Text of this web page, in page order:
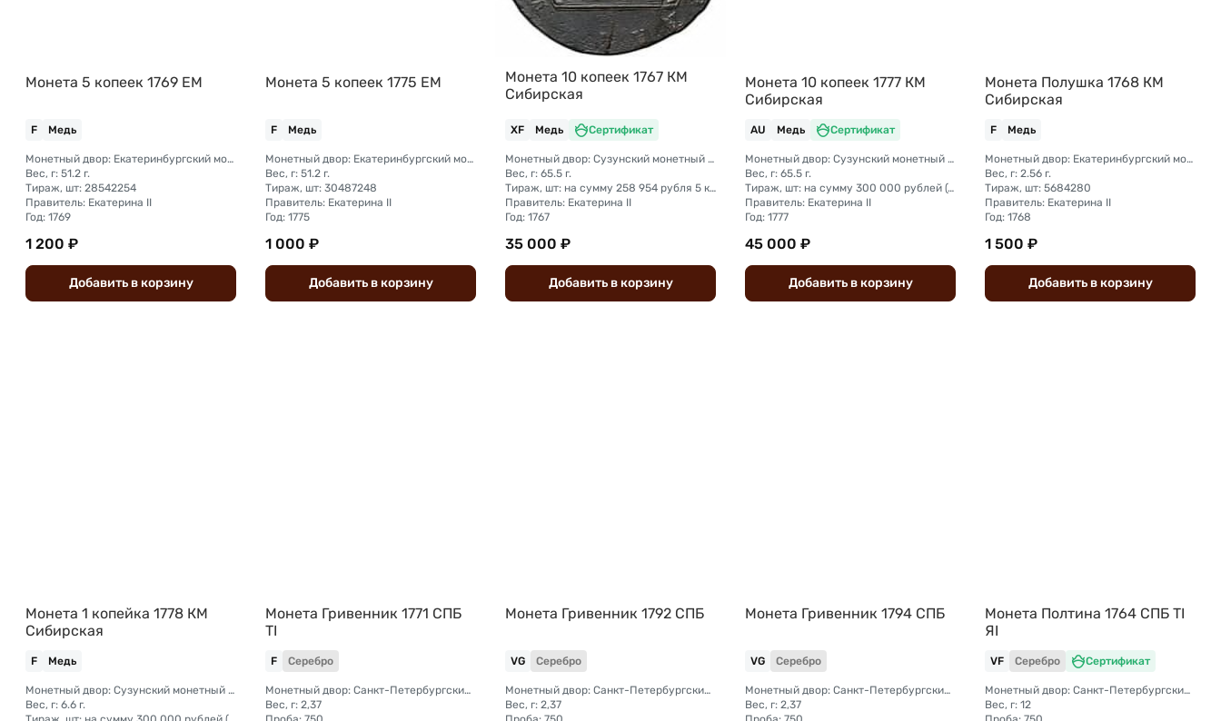
Монета 5 копеек 1769 ЕМ
F Медь
Монетный двор: Екатеринбургский монетный двор
Вес, г: 51.2 г.
Тираж, шт: 28542254
Правитель: Екатерина II
Год: 1769
1 200 ₽
Добавить вкорзину
Монета 5 копеек 1775 ЕМ
F Медь
Монетный двор: Екатеринбургский монетный двор
Вес, г: 51.2 г.
Тираж, шт: 30487248
Правитель: Екатерина II
Год: 1775
1 000 ₽
Добавить вкорзину
Монета 10 копеек 1767 КМ
Сибирская
XF Медь Сертификат
Монетный двор: Сузунский монетный двор (Сибирь)
Вес, г: 65.5 г.
Тираж, шт: на сумму 258 954 рубля 5 копеек (сумма 10 копеек + 5 копеек +2 копейки + 1 копейка + денга + полушка)
Правитель: Екатерина II
Год: 1767
35 000 ₽
Добавить вкорзину
Монета 10 копеек 1777 КМ
Сибирская
AU Медь Сертификат
Монетный двор: Сузунский монетный двор (Сибирь)
Вес, г: 65.5 г.
Тираж, шт: на сумму 300 000 рублей (сумма 10 копеек + 5 копеек +2 копейки + 1 копейка + денга + полушка)
Правитель: Екатерина II
Год: 1777
45 000 ₽
Добавить вкорзину
Монета Полушка 1768 КМ
Сибирская
F Медь
Монетный двор: Екатеринбургский монетный двор
Вес, г: 2.56 г.
Тираж, шт: 5684280
Правитель: Екатерина II
Год: 1768
1 500 ₽
Добавить вкорзину
Монета 1 копейка 1778 КМ
Сибирская
F Медь
Монетный двор: Сузунский монетный двор (Сибирь)
Вес, г: 6.6 г.
Монета Гривенник 1771 СПБ
TI
F Серебро
Монетный двор: Санкт-Петербургский монетный двор
Вес, г: 2,37
Монета Гривенник 1792 СПБ
VG Серебро
Монетный двор: Санкт-Петербургский монетный двор
Вес, г: 2,37
Монета Гривенник 1794 СПБ
VG Серебро
Монетный двор: Санкт-Петербургский монетный двор
Вес, г: 2,37
Монета Полтина 1764 СПБ TI
ЯI
VF Серебро Сертификат
Монетный двор: Санкт-Петербургский монетный двор
Вес, г: 12